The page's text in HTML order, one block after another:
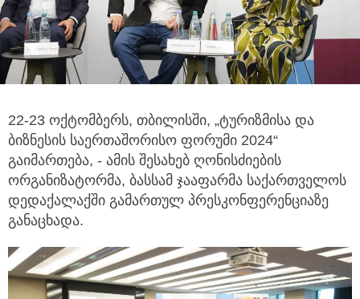
22-23 ოქტომბერს, თბილისში, „ტურიზმისა და
ბიზნესის საერთაშორისო ფორუმი 2024“
გაიმართება, - ამის შესახებ ღონისძიების
ორგანიზატორმა, ბასსამ ჯააფარმა საქართველოს
დედაქალაქში გამართულ პრესკონფერენციაზე
განაცხადა.